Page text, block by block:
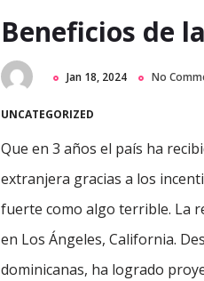
Beneficios de
Jan 18, 2024 No
UNCATEGORIZED
Que en 3 años el país ha
extranjera gracias a los
fuerte como algo terrible. La
en Los Ángeles, California.
dominicanas, ha logrado